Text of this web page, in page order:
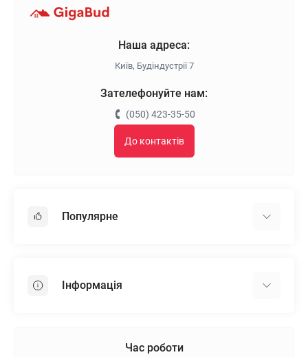
Наша адреса:
Київ, Будіндустрії 7
Зателефонуйте нам:
(050) 423-35-50
До контактів
Популярне
Пінопласт
Інформація
Час роботи